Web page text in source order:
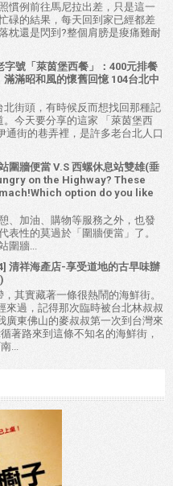
慣例前往馬尼拉出差，只是這一
碌的結果，每天回到家已經都差
枕還是閃到?整個肩膀是痠痛難耐
字號「萊茵堡西餐」：400元排餐
滿昭和風的懷舊回憶 104台北中
街頭，有時候反而想找回那種記
今天要分享的這家 「萊茵堡西
通街的巷弄裡，是許多老台北人口
圍牆便當 V.S 西螺休息站雙雄(垂
on the Highway? These
option do you like
、加油、購物等服務之外，也發
表性的莫過於「圍牆便當」了。
圍牆...
清祥海產店-享受道地的古早味辦
其實藏著一條很熱鬧的海鮮街。
來過，記得那次臨時被台北林叔叔
廣東佛山的麥叔叔第一次到台灣來
著路來到這條不知名的海鮮街，
...